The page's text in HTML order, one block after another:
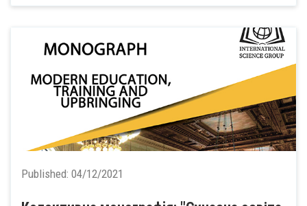
Published: 04/12/2021